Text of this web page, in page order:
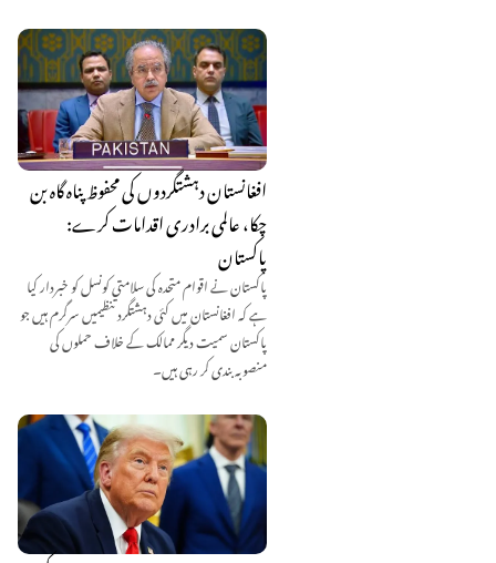
افغانستان دہشتگردوں کی محفوظ پناہ گاہ بن
چکا، عالمی برادری اقدامات کرے:
پاکستان
پاکستان نے اقوام متحدہ کی سلامتی کونسل کو خبردار کیا
ہے کہ افغانستان میں کئی دہشتگرد تنظیمیں سرگرم ہیں جو
پاکستان سمیت دیگر ممالک کے خلاف حملوں کی
منصوبہ بندی کر رہی ہیں۔